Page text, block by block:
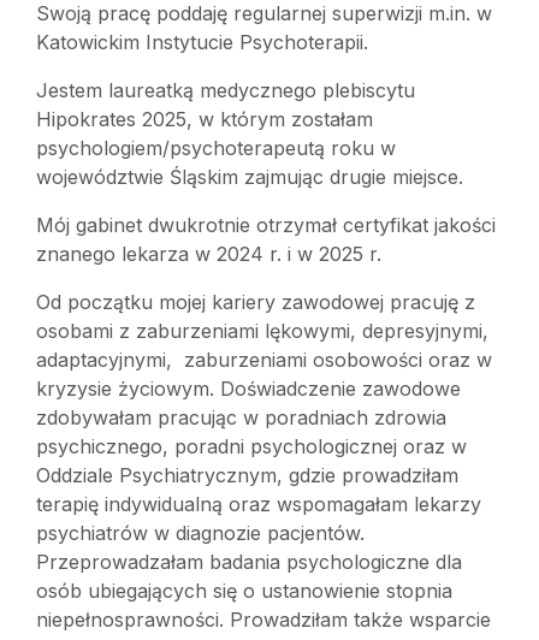
Swoją pracę poddaję regularnej superwizji m.in. w
Katowickim Instytucie Psychoterapii.
Jestem laureatką medycznego plebiscytu
Hipokrates 2025, w którym zostałam
psychologiem/psychoterapeutą roku w
województwie Śląskim zajmując drugie miejsce.
Mój gabinet dwukrotnie otrzymał certyfikat jakości
znanego lekarza w 2024 r. i w 2025 r.
Od początku mojej kariery zawodowej pracuję z
osobami z zaburzeniami lękowymi, depresyjnymi,
adaptacyjnymi, zaburzeniami osobowości oraz w
kryzysie życiowym. Doświadczenie zawodowe
zdobywałam pracując w poradniach zdrowia
psychicznego, poradni psychologicznej oraz w
Oddziale Psychiatrycznym, gdzie prowadziłam
terapię indywidualną oraz wspomagałam lekarzy
psychiatrów w diagnozie pacjentów.
Przeprowadzałam badania psychologiczne dla
osób ubiegających się o ustanowienie stopnia
niepełnosprawności. Prowadziłam także wsparcie